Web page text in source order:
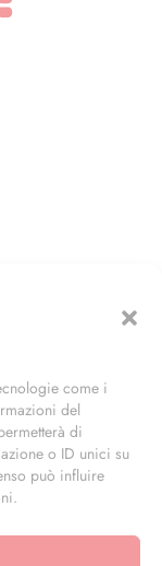
come i
del
di
o ID unici su
può influire
(MI)